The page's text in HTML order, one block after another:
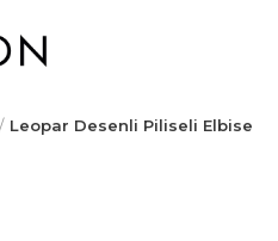
Leopar Desenli Piliseli Elbise